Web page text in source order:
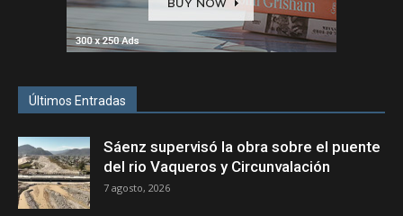
Últimos Entradas
Sáenz supervisó la obra sobre el puente
del rio Vaqueros y Circunvalación
7 agosto, 2026